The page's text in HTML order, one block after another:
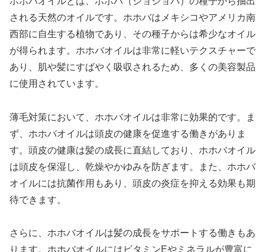
される天然のオイルです。ホホバはメキシコやアメリカ南
西部に自生する植物であり、その種子からは希少なオイル
が得られます。ホホバオイルは非常に軽いテクスチャーで
あり、肌や髪にすばやく吸収されるため、多くの美容製品
に使用されています。
薄毛対策において、ホホバオイルは非常に効果的です。ま
ず、ホホバオイルは頭皮の健康を促進する働きがありま
す。頭皮の健康は髪の成長に直結しており、ホホバオイル
は頭皮を保湿し、乾燥やかゆみを防ぎます。また、ホホバ
オイルには抗菌作用もあり、頭皮の炎症を抑える効果も期
待できます。
さらに、ホホバオイルは髪の成長をサポートする働きもあ
ります。ホホバオイルにはビタミンEやミネラルが豊富に